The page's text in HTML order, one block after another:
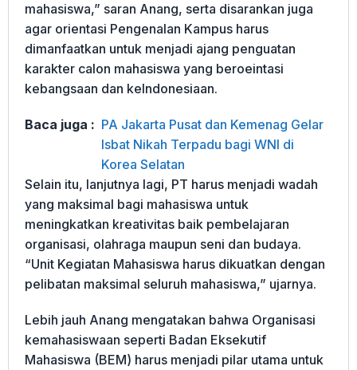
mahasiswa,” saran Anang, serta disarankan juga
agar orientasi Pengenalan Kampus harus
dimanfaatkan untuk menjadi ajang penguatan
karakter calon mahasiswa yang beroeintasi
kebangsaan dan keIndonesiaan.
Baca juga : PA Jakarta Pusat dan Kemenag Gelar
Isbat Nikah Terpadu bagi WNI di
Korea Selatan
Selain itu, lanjutnya lagi, PT harus menjadi wadah
yang maksimal bagi mahasiswa untuk
meningkatkan kreativitas baik pembelajaran
organisasi, olahraga maupun seni dan budaya.
“Unit Kegiatan Mahasiswa harus dikuatkan dengan
pelibatan maksimal seluruh mahasiswa,” ujarnya.
Lebih jauh Anang mengatakan bahwa Organisasi
kemahasiswaan seperti Badan Eksekutif
Mahasiswa (BEM) harus menjadi pilar utama untuk